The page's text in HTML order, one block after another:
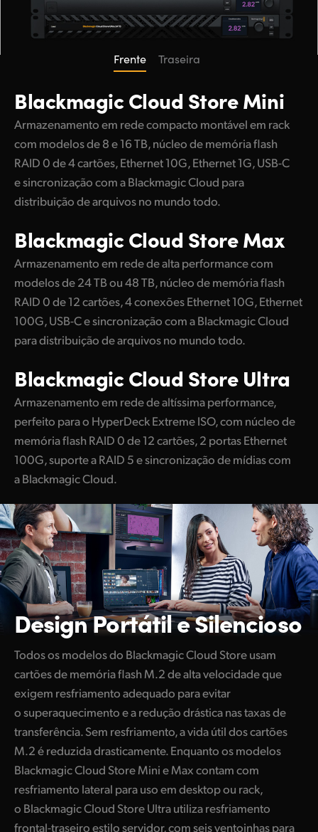
Frente Traseira
BlackmagicCloud Store Mini
Armazenamento em rede compacto montável em rack
com modelos de 8 e 16 TB, núcleo de memória flash
RAID 0 de 4 cartões, Ethernet 10G, Ethernet 1G, USB-C
e sincronização com a Blackmagic Cloud para
distribuição de arquivos no mundo todo.
BlackmagicCloud Store Max
Armazenamento em rede de alta performance com
modelos de 24 TB ou 48 TB, núcleo de memória flash
RAID 0 de 12 cartões, 4 conexões Ethernet 10G, Ethernet
100G, USB-C e sincronização com a Blackmagic Cloud
para distribuição de arquivos no mundo todo.
BlackmagicCloud Store Ultra
Armazenamento em rede de altíssima performance,
perfeito para o HyperDeck Extreme ISO, com núcleo de
memória flash RAID 0 de 12 cartões, 2 portas Ethernet
100G, suporte a RAID 5 e sincronização de mídias com
a Blackmagic Cloud.
Design Portátil e Silencioso
Todos os modelos do Blackmagic Cloud Store usam
cartões de memória flash M.2 de alta velocidade que
exigem resfriamento adequado para evitar
o superaquecimento e a redução drástica nas taxas de
transferência. Sem resfriamento, a vida útil dos cartões
M.2 é reduzida drasticamente. Enquanto os modelos
Blackmagic Cloud Store Mini e Max contam com
resfriamento lateral para uso em desktop ou rack,
o Blackmagic Cloud Store Ultra utiliza resfriamento
frontal-traseiro estilo servidor, com seis ventoinhas para